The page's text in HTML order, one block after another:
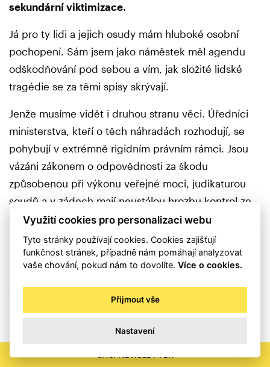
sekundární viktimizace.
Já pro ty lidi a jejich osudy mám hluboké osobní
pochopení. Sám jsem jako náměstek měl agendu
odškodňování pod sebou a vím, jak složité lidské
tragédie se za těmi spisy skrývají.
Jenže musíme vidět i druhou stranu věci. Úředníci
ministerstva, kteří o těch náhradách rozhodují, se
pohybují v extrémně rigidním právním rámci. Jsou
vázáni zákonem o odpovědnosti za škodu
způsobenou při výkonu veřejné moci, judikaturou
soudů a v zádech mají neustálou hrozbu kontrol ze
strany Nejvyššího kontrolního úřadu. Ti úředníci
nemohou vyplatit peníze jen na základě emocí, byť
naprosto lidsky pochopitelných. Musí mít v ruce
nezpochybnitelný důkazní materiál, jinak sami riskují
stíhání za porušení povinnosti při správě cizího
Proto ministerstvo v první fázi často přizná pouze tu
Využití cookies pro personalizaci webu
Tyto stránky používají cookies. Cookies zajišťují
funkčnost stránek, případně nám pomáhají analyzovat
vaše chování, pokud nám to dovolíte.Více o cookies.
Přijmout vše
Nastavení
CHCI NEWSLETTER